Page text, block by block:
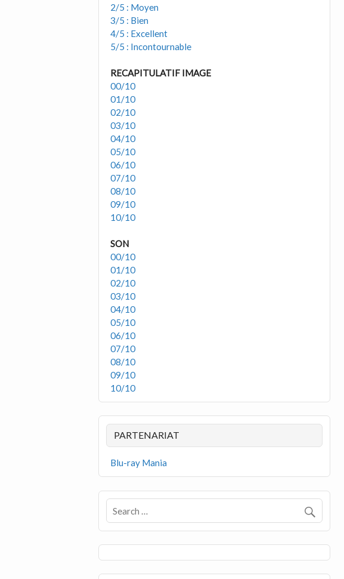
2/5 : Moyen
3/5 : Bien
4/5 : Excellent
5/5 : Incontournable
RECAPITULATIF IMAGE
00/10
01/10
02/10
03/10
04/10
05/10
06/10
07/10
08/10
09/10
10/10
SON
00/10
01/10
02/10
03/10
04/10
05/10
06/10
07/10
08/10
09/10
10/10
PARTENARIAT
Blu-ray Mania